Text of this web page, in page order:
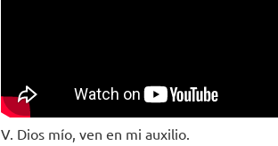
V. Dios mío, ven en mi auxilio.